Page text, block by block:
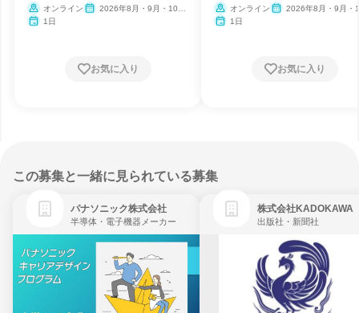
オンライン
2026年8月・9月・10
1日
お気に入り
オンライン
2026年8月・9月・
1日
お気に入り
この募集と一緒に見られている募集
パナソニック株式会社
半導体・電子機器メーカー
株式会社KADOKAWA
出版社・新聞社